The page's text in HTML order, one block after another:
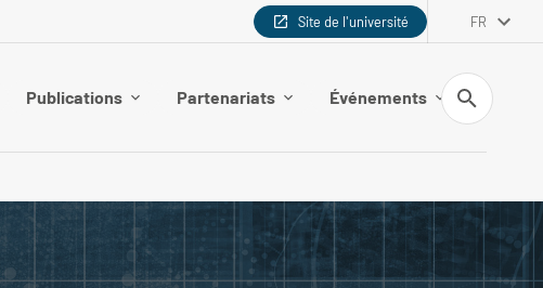
Site de l'université FR
Publications Partenariats Événements
Recherche